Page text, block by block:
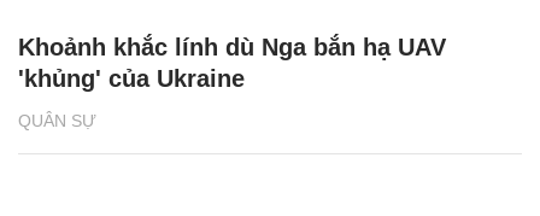
QUÂN SỰ
Khoảnh khắc lính dù Nga bắn hạ UAV
'khủng' của Ukraine